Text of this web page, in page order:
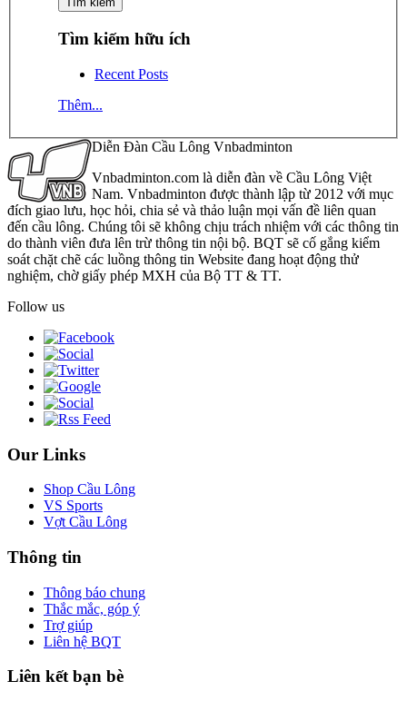
Tìm kiếm hữu ích
Recent Posts
Thêm...
Diễn Đàn Cầu Lông Vnbadminton
Vnbadminton.com là diễn đàn về Cầu Lông Việt
Nam. Vnbadminton được thành lập từ 2012 với mục
đích giao lưu, học hỏi, chia sẻ và thảo luận mọi vấn đề liên quan
đến cầu lông. Chúng tôi sẽ không chịu trách nhiệm với các thông tin
do thành viên đưa lên trừ thông tin nội bộ. BQT sẽ cố gắng kiểm
soát chặt chẽ các luồng thông tin Website đang hoạt động thử
nghiệm, chờ giấy phép MXH của Bộ TT & TT.
Follow us
Our Links
Shop Cầu Lông
VS Sports
Vợt Cầu Lông
Thông tin
Thông báo chung
Thắc mắc, góp ý
Trợ giúp
Liên hệ BQT
Liên kết bạn bè